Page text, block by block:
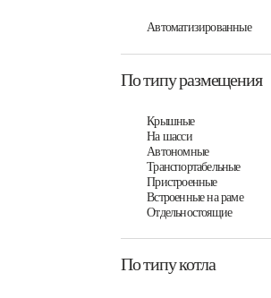
Автоматизированные
По типу размещения
Крышные
На шасси
Автономные
Транспортабельные
Пристроенные
Встроенные на раме
Отдельностоящие
По типу котла